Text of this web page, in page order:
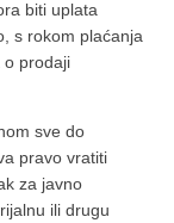
biti uplata
s rokom plaćanja
o prodaji
sve do
pravo vratiti
za javno
ili drugu